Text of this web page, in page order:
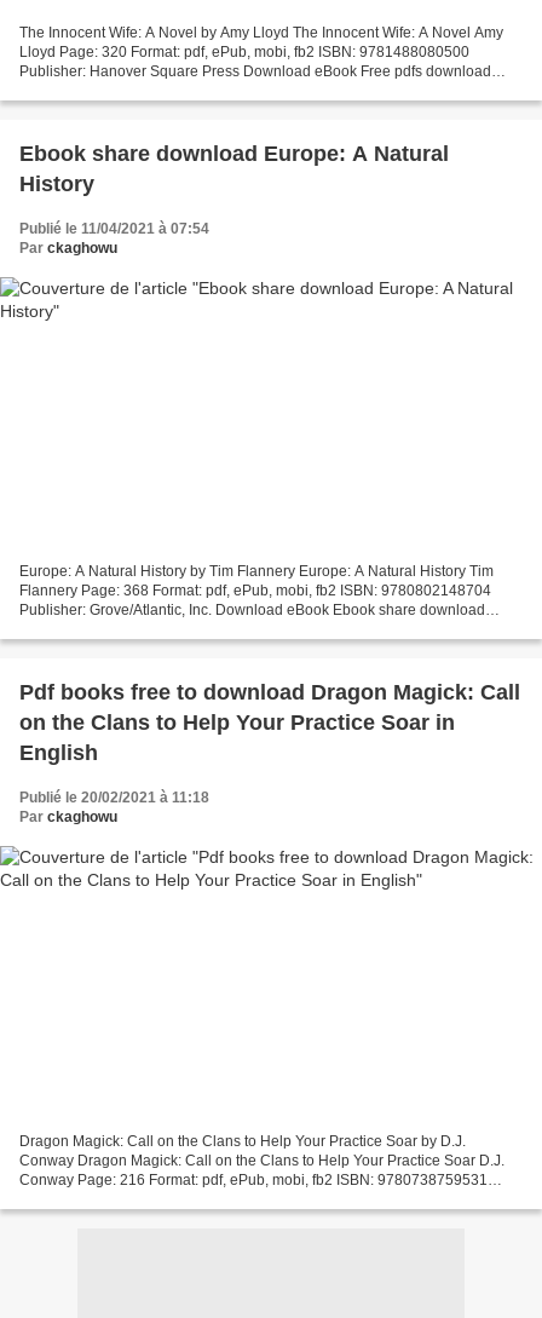
The Innocent Wife: A Novel by Amy Lloyd The Innocent Wife: A Novel Amy
Lloyd Page: 320 Format: pdf, ePub, mobi, fb2 ISBN: 9781488080500
Publisher: Hanover Square Press Download eBook Free pdfs download
Ebook share download Europe: A Natural
History
Publié le 11/04/2021 à 07:54
Par ckaghowu
Europe: A Natural History by Tim Flannery Europe: A Natural History Tim
Flannery Page: 368 Format: pdf, ePub, mobi, fb2 ISBN: 9780802148704
Publisher: Grove/Atlantic, Inc. Download eBook Ebook share download
Pdf books free to download Dragon Magick: Call
on the Clans to Help Your Practice Soar in
English
Publié le 20/02/2021 à 11:18
Par ckaghowu
Dragon Magick: Call on the Clans to Help Your Practice Soar by D.J.
Conway Dragon Magick: Call on the Clans to Help Your Practice Soar D.J.
Conway Page: 216 Format: pdf, ePub, mobi, fb2 ISBN: 9780738759531